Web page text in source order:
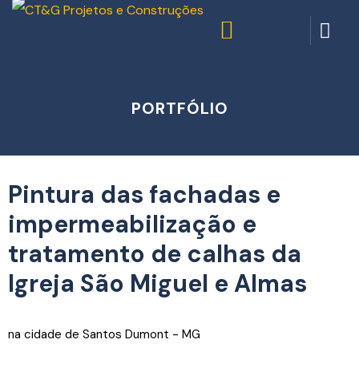
PORTFÓLIO
Pintura das fachadas e
impermeabilização e
tratamento de calhas da
Igreja São Miguel e Almas
na cidade de Santos Dumont - MG